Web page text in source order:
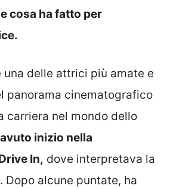
cosa ha fatto per
una delle attrici più amate e
panorama cinematografico
carriera nel mondo dello
inizio nella
In, dove interpretava la
Dopo alcune puntate, ha